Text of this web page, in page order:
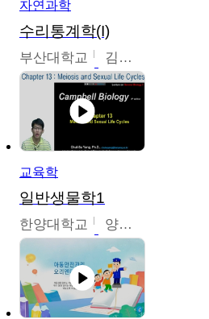
자연과학
수리통계학(I)
부산대학교 김충락
교육학
일반생물학1
한양대학교 양철수